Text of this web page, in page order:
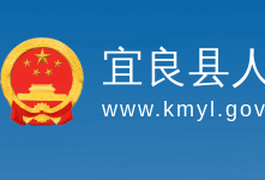
宜良县